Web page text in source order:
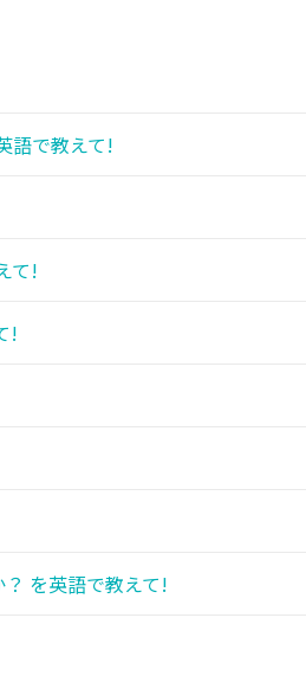
語で教えて!
て!
!
を英語で教えて!